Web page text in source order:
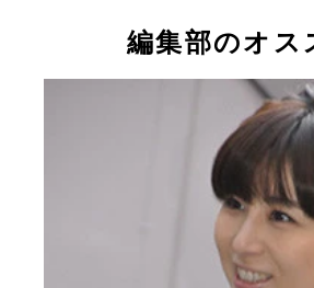
編集部のオス